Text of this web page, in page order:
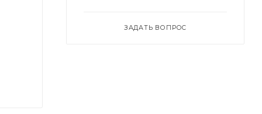
ЗАДАТЬ ВОПРОС